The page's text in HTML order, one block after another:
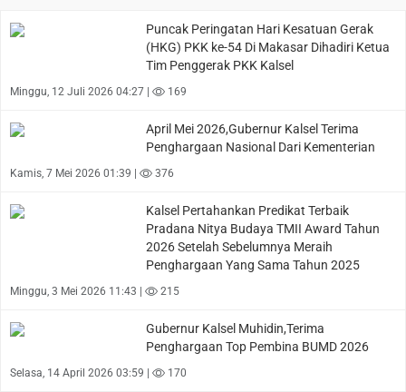
Puncak Peringatan Hari Kesatuan Gerak
(HKG) PKK ke-54 Di Makasar Dihadiri Ketua
Tim Penggerak PKK Kalsel
Minggu, 12 Juli 2026 04:27 | 169
April Mei 2026,Gubernur Kalsel Terima
Penghargaan Nasional Dari Kementerian
Kamis, 7 Mei 2026 01:39 | 376
Kalsel Pertahankan Predikat Terbaik
Pradana Nitya Budaya TMII Award Tahun
2026 Setelah Sebelumnya Meraih
Penghargaan Yang Sama Tahun 2025
Minggu, 3 Mei 2026 11:43 | 215
Gubernur Kalsel Muhidin,Terima
Penghargaan Top Pembina BUMD 2026
Selasa, 14 April 2026 03:59 | 170